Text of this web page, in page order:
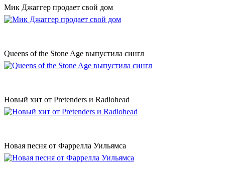
Мик Джаггер продает свой дом
Queens of the Stone Age выпустила сингл
Новый хит от Pretenders и Radiohead
Новая песня от Фаррелла Уильямса